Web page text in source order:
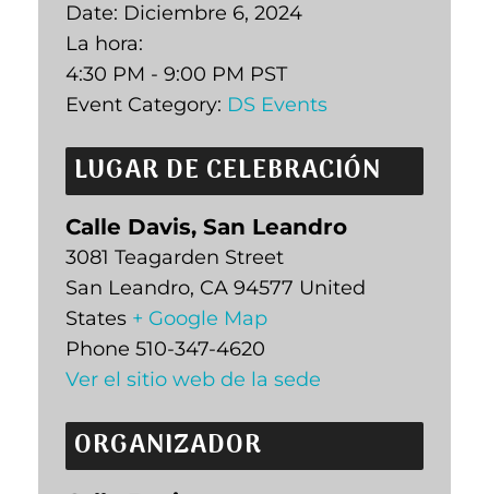
Date: Diciembre 6, 2024
La hora:
4:30 PM - 9:00 PM PST
Event Category: DS Events
LUGAR DE CELEBRACIÓN
Calle Davis, San Leandro
3081 Teagarden Street
San Leandro, CA 94577 United
States + Google Map
Phone 510-347-4620
Ver el sitio web de la sede
ORGANIZADOR